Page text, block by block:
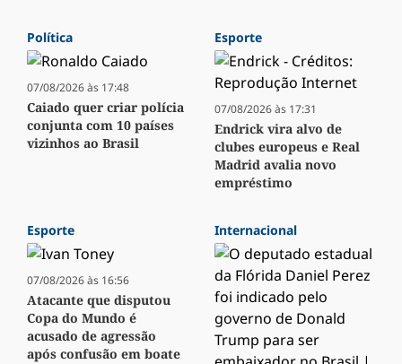
Política
07/08/2026 às 17:48
Caiado quer criar polícia
conjunta com 10 países
vizinhos ao Brasil
Esporte
07/08/2026 às 17:31
Endrick vira alvo de
clubes europeus e Real
Madrid avalia novo
empréstimo
Esporte
07/08/2026 às 16:56
Atacante que disputou
Copa do Mundo é
acusado de agressão
após confusão em boate
Internacional